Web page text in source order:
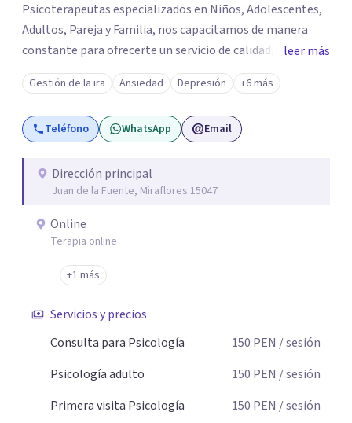
Psicoterapeutas especializados en Niños, Adolescentes,
Adultos, Pareja y Familia, nos capacitamos de manera
constante para ofrecerte un servicio de calidad, todo el
equipo se esfuerza mucho por brindarte el apoyo que
tanto necesitas, acompañarte desde el lado humano y
con técnicas/herramientas psicoterapéuticas Contamos
con 9 sedes en Lima Perú 🇵🇪: San Borja, Surco,
Miguel, Magdalena, Los Olivos. Los servicios que
brindamos son: Evaluación - Diagnóstico - Intervención
Terapia de Pareja Terapia Psicológica Adultos –
Entrenamiento para Padres Orientación Vocacional
Psicoterapia Gestalt Terapia Familiar Psicoterapia para
adolescentes Terapia para adultos Terapia de Aceptación
y Compromiso Activación Conductual Mindfulness Visita
leer más
Gestión de la ira Ansiedad Depresión +6 más
Teléfono WhatsApp Email
Dirección principal
Juan de la Fuente, Miraflores 15047
Online
Terapia online
+1 más
Servicios y precios
Consulta para Psicología
150 PEN / sesión
Psicología adulto
150 PEN / sesión
Primera visita Psicología
150 PEN / sesión